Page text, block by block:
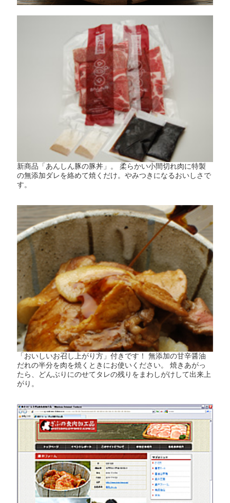
新商品「あんしん豚の豚丼」。 柔らかい小間切れ肉に特製
の無添加ダレを絡めて焼くだけ。やみつきになるおいしさで
す。
「おいしいお召し上がり方」付きです！ 無添加の甘辛醤油
だれの半分を肉を焼くときにお使いください。 焼きあがっ
たら、どんぶりにのせてタレの残りをまわしがけして出来上
がり。